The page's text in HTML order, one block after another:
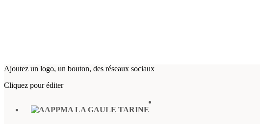
Ajoutez un logo, un bouton, des réseaux sociaux
Cliquez pour éditer